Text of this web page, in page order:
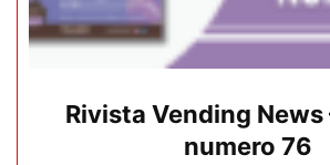
Rivista Vending News
numero 76